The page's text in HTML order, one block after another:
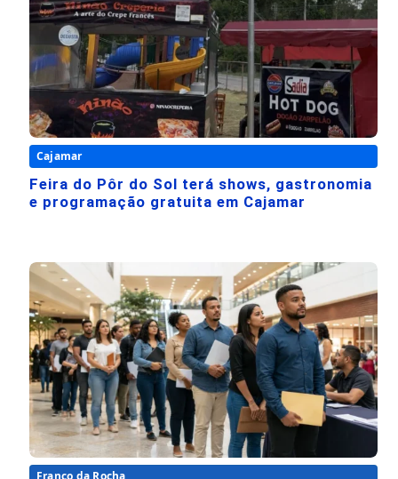
Cajamar
Feira do Pôr do Sol terá shows, gastronomia
e programação gratuita em Cajamar